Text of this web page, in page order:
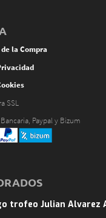
la Compra
SSL
Paypal y Bizum
trofeo Julian Alvarez